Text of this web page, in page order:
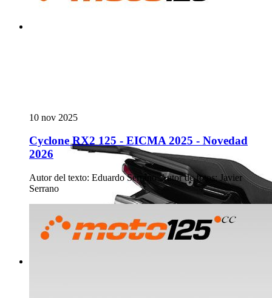
10 nov 2025
Cyclone RX2 125 - EICMA 2025 - Novedad
2026
Autor del texto: Eduardo Serrano Autor de fotos: Javier
Serrano